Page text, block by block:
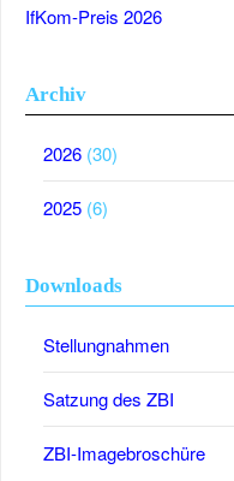
IfKom-Preis 2026
Archiv
2026 (30)
2025 (6)
Downloads
Stellungnahmen
Satzung des ZBI
ZBI-Imagebroschüre